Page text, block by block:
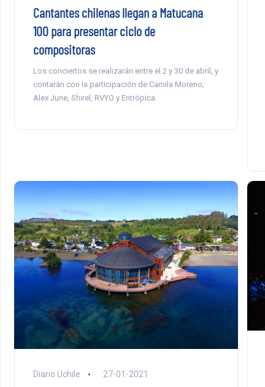
Cantantes chilenas llegan a Matucana
100 para presentar ciclo de
compositoras
Los conciertos se realizarán entre el 2 y 30 de abril, y
contarán con la participación de Camila Moreno,
Alex June, Shirel, RVYO y Entrópica.
Diario Uchile 27-01-2021